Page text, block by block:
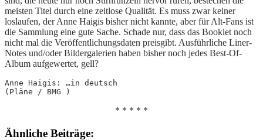
meisten Titel durch eine zeitlose Qualität. Es muss zwar keiner
loslaufen, der Anne Haigis bisher nicht kannte, aber für Alt-Fans ist
die Sammlung eine gute Sache. Schade nur, dass das Booklet noch
nicht mal die Veröffentlichungsdaten preisgibt. Ausführliche Liner-
Notes und/oder Bildergalerien haben bisher noch jedes Best-Of-
Album aufgewertet, gell?
Anne Haigis: …in deutsch
(Pläne / BMG )
* * * * *
Ähnliche Beiträge: